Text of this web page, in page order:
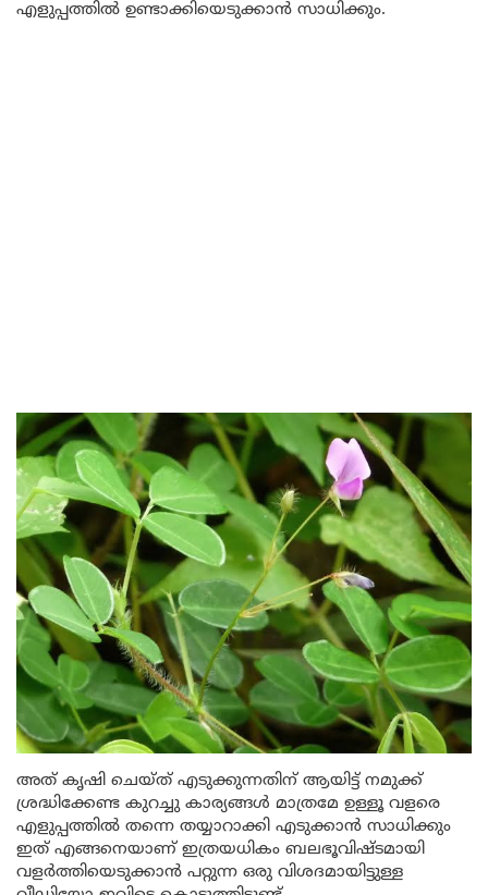
എളുപ്പത്തിൽ ഉണ്ടാക്കിയെടുക്കാൻ സാധിക്കും.
അത് കൃഷി ചെയ്ത് എടുക്കുന്നതിന് ആയിട്ട് നമുക്ക്
ശ്രദ്ധിക്കേണ്ട കുറച്ചു കാര്യങ്ങൾ മാത്രമേ ഉള്ളൂ വളരെ
എളുപ്പത്തിൽ തന്നെ തയ്യാറാക്കി എടുക്കാൻ സാധിക്കും
ഇത് എങ്ങനെയാണ് ഇത്രയധികം ബലഭൂവിഷ്ടമായി
വളർത്തിയെടുക്കാൻ പറ്റുന്ന ഒരു വിശദമായിട്ടുള്ള